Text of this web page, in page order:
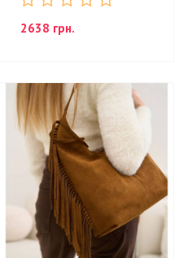
2638 грн.